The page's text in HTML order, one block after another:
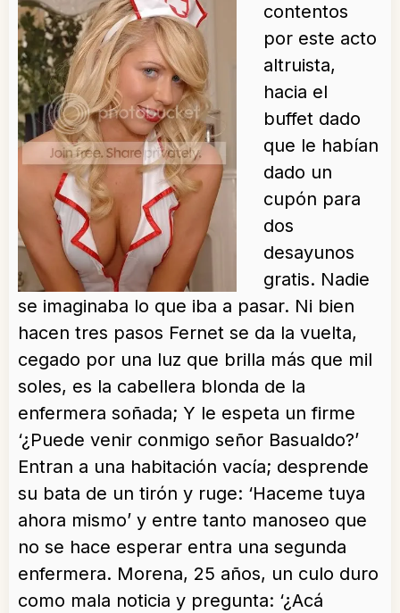
contentos
por este acto
altruista,
hacia el
buffet dado
que le habían
dado un
cupón para
dos
desayunos
gratis. Nadie
se imaginaba lo que iba a pasar. Ni bien
hacen tres pasos Fernet se da la vuelta,
cegado por una luz que brilla más que mil
soles, es la cabellera blonda de la
enfermera soñada; Y le espeta un firme
‘¿Puede venir conmigo señor Basualdo?’
Entran a una habitación vacía; desprende
su bata de un tirón y ruge: ‘Haceme tuya
ahora mismo’ y entre tanto manoseo que
no se hace esperar entra una segunda
enfermera. Morena, 25 años, un culo duro
como mala noticia y pregunta: ‘¿Acá